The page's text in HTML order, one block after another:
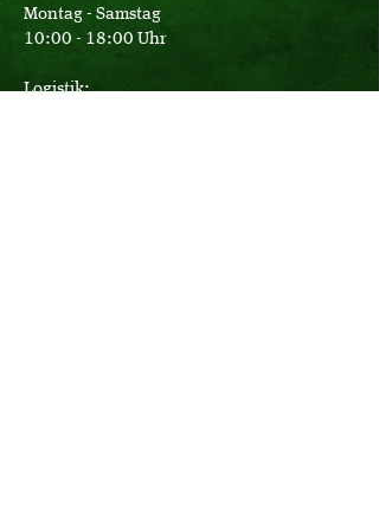
Montag - Samstag
10:00 - 18:00 Uhr
Logistik: